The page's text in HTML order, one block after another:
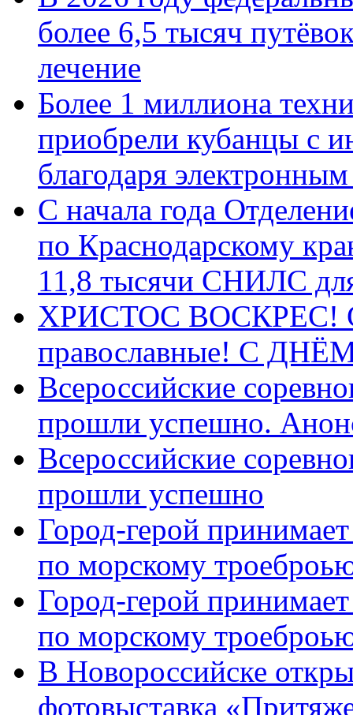
более 6,5 тысяч
лечение
Более 1 миллиона
приобрели кубанцы с
благодаря
С начала года
по Краснодарскому
11,8 тысячи СНИЛС
ХРИСТОС ВОСКРЕС! С
православные! C
Всероссийские
прошли успешно.
Всероссийские
прошли успешно
Город-герой
по морскому
Город-герой
по морскому
В Новороссийске
фотовыставка